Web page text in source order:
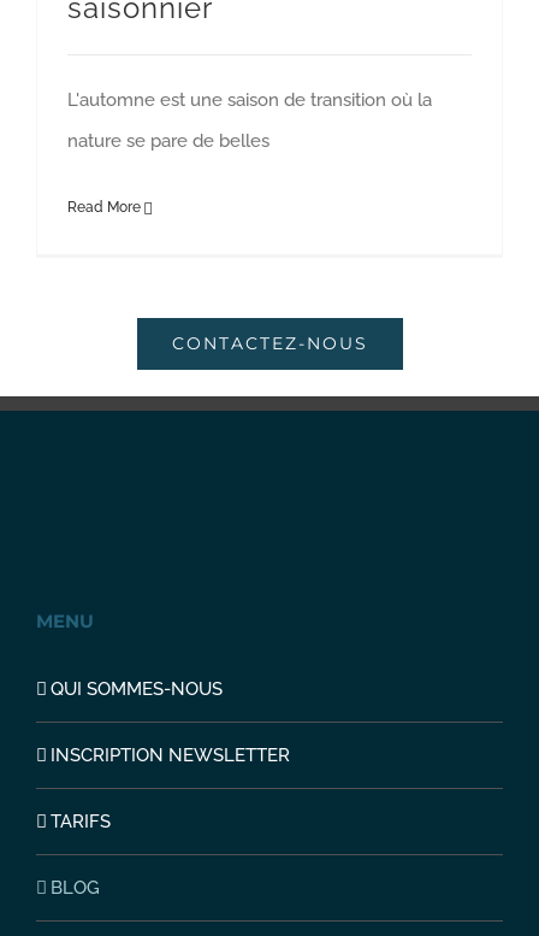
saisonnier
L'automne est une saison de transition où la
nature se pare de belles
Read More
CONTACTEZ-NOUS
MENU
QUI SOMMES-NOUS
INSCRIPTION NEWSLETTER
TARIFS
BLOG